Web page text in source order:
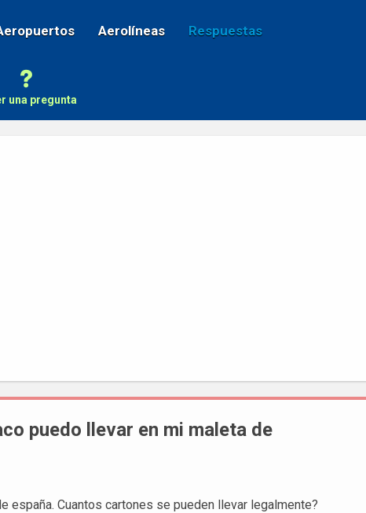
Aerolíneas Respuestas
una pregunta
puedo llevar en mi maleta de
españa. Cuantos cartones se pueden llevar legalmente?